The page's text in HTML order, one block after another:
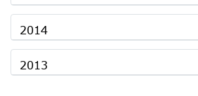
2014
2013